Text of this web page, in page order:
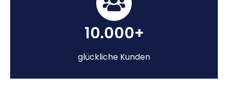
10.000+
glückliche Kunden